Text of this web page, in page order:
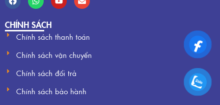
CHÍNH SÁCH
Chính sách thanh toán
Chính sách vận chuyển
Chính sách đổi trả
Chính sách bảo hành